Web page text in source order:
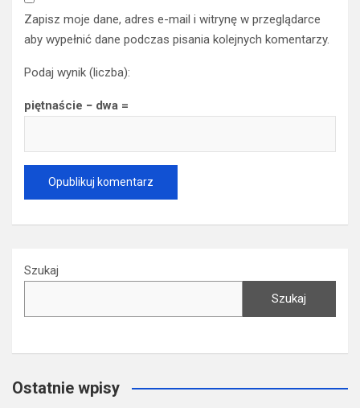
Zapisz moje dane, adres e-mail i witrynę w przeglądarce
aby wypełnić dane podczas pisania kolejnych komentarzy.
Podaj wynik (liczba):
piętnaście − dwa =
Szukaj
Szukaj
Ostatnie wpisy